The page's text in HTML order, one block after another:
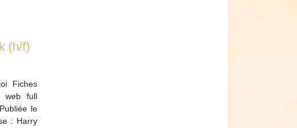
(h/f)
Fiches
web full
le
: Harry